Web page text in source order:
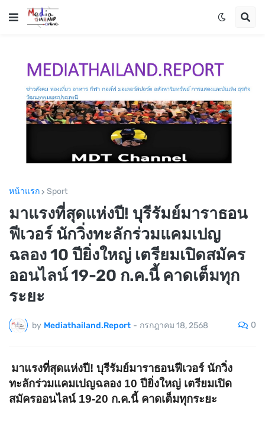
หน้าแรก Sport
มาแรงที่สุดแห่งปี! บุรีรัมย์มาราธอน
ฟีเวอร์ นักวิ่งทะลักร่วมแคมเปญ
ฉลอง 10 ปียิ่งใหญ่ เตรียมเปิดสมัคร
ออนไลน์ 19-20 ก.ค.นี้ คาดเต็มทุก
ระยะ
by Mediathailand.Report - กรกฎาคม 18, 2568 0
มาแรงที่สุดแห่งปี! บุรีรัมย์มาราธอนฟีเวอร์ นักวิ่ง
ทะลักร่วมแคมเปญฉลอง 10 ปียิ่งใหญ่ เตรียมเปิด
สมัครออนไลน์ 19-20 ก.ค.นี้ คาดเต็มทุกระยะ